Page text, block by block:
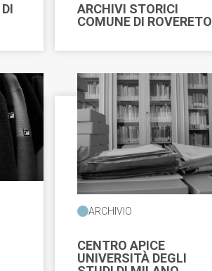
Archivi storici
Sistema Documentario del Territorio Livornese - Rete Archivi Storici
ARCHIVI STORICI
COMUNE DI ROVERETO
ARCHIVIO
CENTRO APICE
UNIVERSITÀ DEGLI